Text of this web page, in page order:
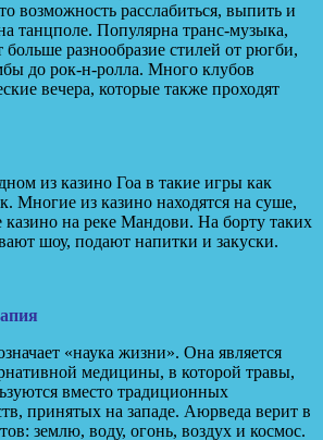
возможность расслабиться, выпить и
танцполе. Популярна транс-музыка,
больше разнообразие стилей от рюгби,
до рок-н-ролла. Много клубов
вечера, которые также проходят
из казино Гоа в такие игры как
Многие из казино находятся на суше,
на реке Мандови. На борту таких
шоу, подают напитки и закуски.
«наука жизни». Она является
медицины, в которой травы,
вместо традиционных
принятых на западе. Аюрведа верит в
землю, воду, огонь, воздух и космос.